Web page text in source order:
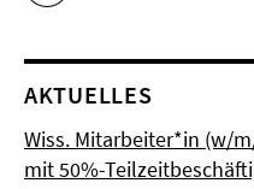
AKTUELLES
Wiss. Mitarbeiter*in (w/
mit 50%-